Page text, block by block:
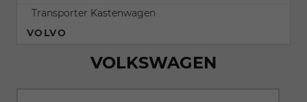
VOLKSWAGEN
Transporter Kastenwagen
VOLVO